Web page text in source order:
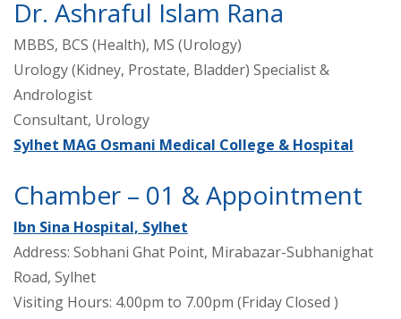
Dr. Ashraful Islam Rana
MBBS, BCS (Health), MS (Urology)
Urology (Kidney, Prostate, Bladder) Specialist &
Andrologist
Consultant, Urology
Sylhet MAG Osmani Medical College & Hospital
Chamber – 01 & Appointment
Ibn Sina Hospital, Sylhet
Address: Sobhani Ghat Point, Mirabazar-Subhanighat
Road, Sylhet
Visiting Hours: 4.00pm to 7.00pm (Friday Closed )